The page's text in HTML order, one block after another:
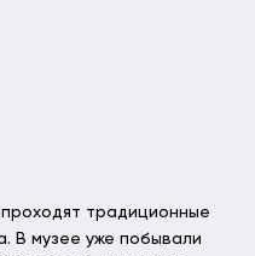
традиционные
В музее уже побывали